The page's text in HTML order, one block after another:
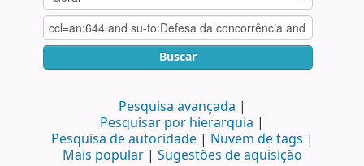
Buscar
Pesquisa avançada
Pesquisar por hierarquia
Pesquisa de autoridade
Nuvem de tags
Mais popular
Sugestões de aquisição